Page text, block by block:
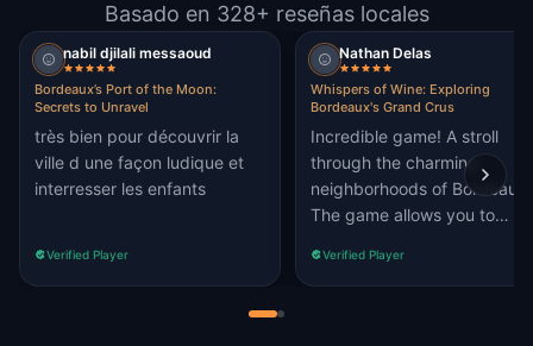
Basado en 328+ reseñas locales
nabil djilali messaoud
Bordeaux’s Port of the Moon:
Secrets to Unravel
très bien pour découvrir la
ville d une façon ludique et
interresser les enfants
Verified Player
Nathan Delas
Whispers of Wine: Exploring
Bordeaux's Grand Crus
Incredible game! A stroll
through the charming
neighborhoods of Bordeaux!
The game allows you to
about wine through fun
riddles. A great time!!
Verified Player